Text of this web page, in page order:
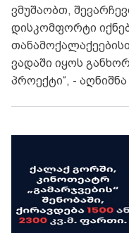
ვმუშაობთ,
დისკომფორტი
ვადაში იყოს
პროექტი“, -